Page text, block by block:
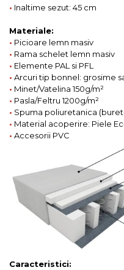
• Inaltime sezut: 45 cm
Materiale:
• Picioare lemn masiv
• Rama schelet lemn masiv
• Elemente PAL si PFL
• Arcuri tip bonnel: grosime
• Minet/Vatelina 150g/m²
• Pasla/Feltru 1200g/m²
• Spuma poliuretanica
• Material acoperire: Piele
• Accesorii PVC
Caracteristici: